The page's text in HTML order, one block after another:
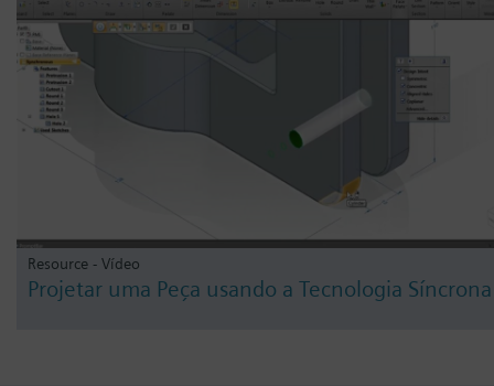
Resource - Vídeo
Projetar uma Peça usando a Tecnologia Síncrona